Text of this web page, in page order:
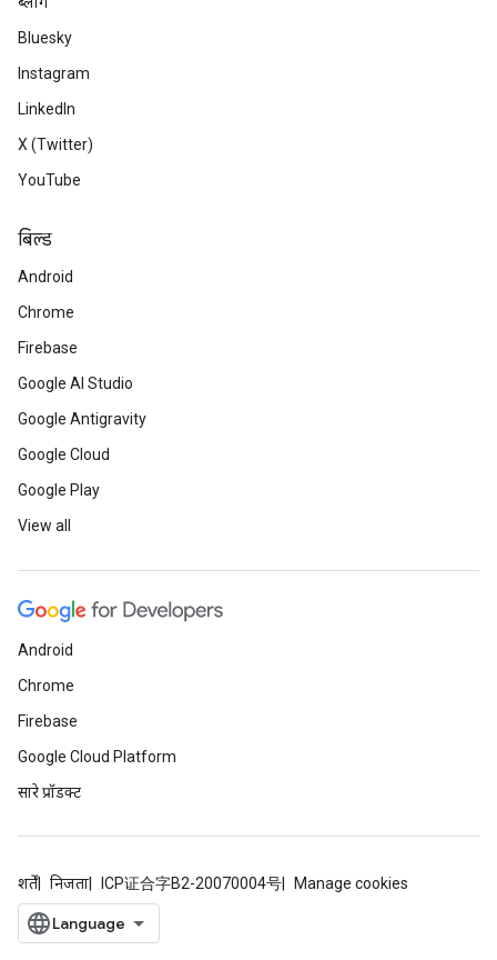
Bluesky
Instagram
LinkedIn
X (Twitter)
YouTube
बिल्ड
Android
Chrome
Firebase
Google AI Studio
Google Antigravity
Google Cloud
Google Play
View all
Android
Chrome
Firebase
Google Cloud Platform
सारे प्रॉडक्ट
शर्तें निजता ICP证合字B2-20070004号 Manage cookies